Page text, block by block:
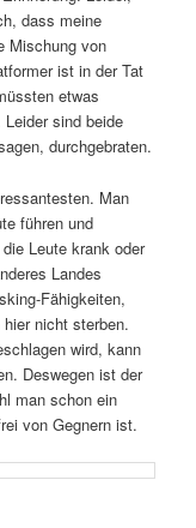
dass meine
Mischung von
ist in der Tat
etwas
sind beide
durchgebraten.
Man
führen und
Leute krank oder
Landes
Fähigkeiten,
nicht sterben.
wird, kann
Deswegen ist der
man schon ein
von Gegnern ist.